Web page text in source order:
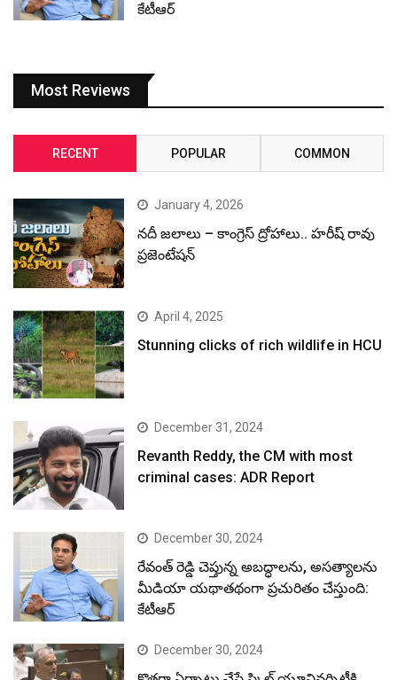
కేటీఆర్
Most Reviews
RECENT POPULAR COMMON
January 4, 2026
నదీ జలాలు – కాంగ్రెస్ ద్రోహాలు.. హరీష్ రావు
ప్రజెంటేషన్
April 4, 2025
Stunning clicks of rich wildlife in HCU
December 31, 2024
Revanth Reddy, the CM with most
criminal cases: ADR Report
December 30, 2024
రేవంత్ రెడ్డి చెప్తున్న అబద్ధాలను, అసత్యాలను
మీడియా యథాతథంగా ప్రచురితం చేస్తుంది:
కేటీఆర్
December 30, 2024